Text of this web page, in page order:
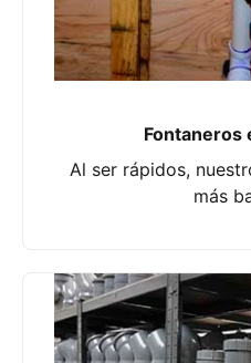
Fontaneros
Al ser rápidos,
más